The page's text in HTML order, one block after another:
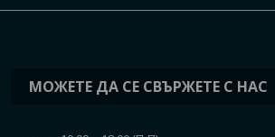
МОЖЕТЕ ДА СЕ СВЪРЖЕТЕ С НАС